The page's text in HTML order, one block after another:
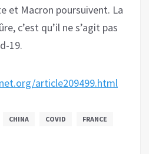
et Macron poursuivent. La
c’est qu’il ne s’agit pas
19.
article209499.html
CHINA COVID FRANCE